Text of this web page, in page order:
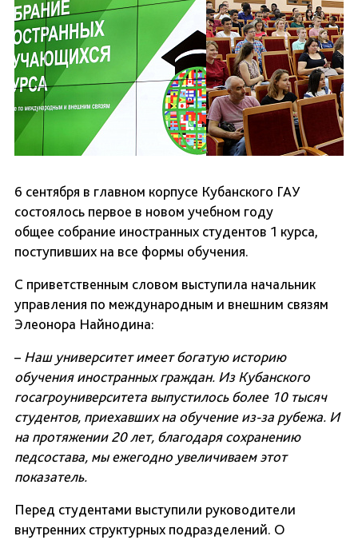
6 сентября в главном корпусе Кубанского ГАУ
состоялось первое в новом учебном году
общее собрание иностранных студентов 1 курса,
поступивших на все формы обучения.
С приветственным словом выступила начальник
управления по международным и внешним связям
Элеонора Найнодина:
– Наш университет имеет богатую историю
обучения иностранных граждан. Из Кубанского
госагроуниверситета выпустилось более 10 тысяч
студентов, приехавших на обучение из-за рубежа. И
на протяжении 20 лет, благодаря сохранению
педсостава, мы ежегодно увеличиваем этот
показатель.
Перед студентами выступили руководители
внутренних структурных подразделений. О